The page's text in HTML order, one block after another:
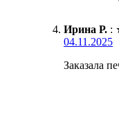
Ирина Р. :
04.11.2025
Заказала